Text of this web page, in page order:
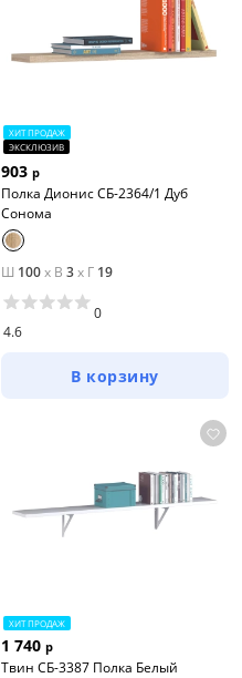
ХИТ ПРОДАЖ
ЭКСКЛЮЗИВ
903 р
Полка Дионис СБ-2364/1 Дуб
Сонома
Ш 100x В 3x Г 19
4.6
0
В корзину
ХИТ ПРОДАЖ
1 740 р
Твин СБ-3387 Полка Белый